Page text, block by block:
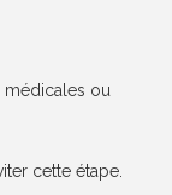
médicales ou
cette étape.